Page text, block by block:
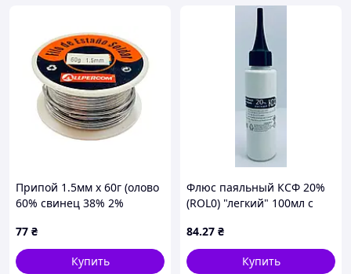
Припой 1.5мм x 60г (олово
60% свинец 38% 2%
77 ₴
Купить
Флюс паяльный КСФ 20%
(ROL0) "легкий" 100мл с
84.27 ₴
Купить